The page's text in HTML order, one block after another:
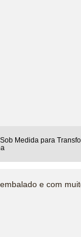
Medida para
e com